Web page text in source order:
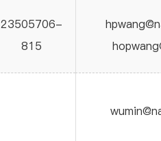
23505706-
815